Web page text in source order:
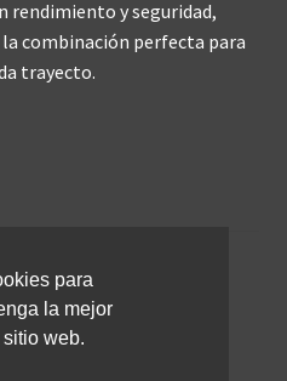
rendimiento y seguridad,
combinación perfecta para
trayecto.
para
la mejor
web.